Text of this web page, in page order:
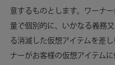
意するものとします。ワーナ
量で個別的に、いかなる義務
る消滅した仮想アイテムを差
ナーがお客様の仮想アイテム